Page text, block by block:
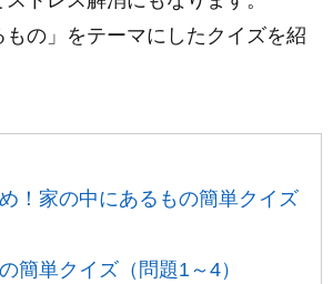
の」をテーマにしたクイズを紹
！家の中にあるもの簡単クイズ
簡単クイズ（問題1～4）